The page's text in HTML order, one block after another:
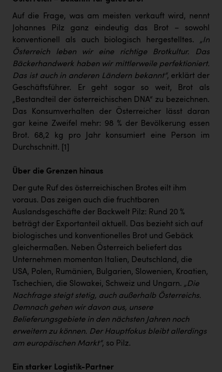
Auf die Frage, was am meisten verkauft wird, nennt
Johannes Pilz ganz eindeutig das Brot – sowohl
konventionell als auch biologisch hergestelltes. „In
Österreich leben wir eine richtige Brotkultur. Das
Bäckerhandwerk haben wir mittlerweile perfektioniert.
Das ist auch in anderen Ländern bekannt“, erklärt der
Geschäftsführer. Er geht sogar so weit, Brot als
„Bestandteil der österreichischen DNA“ zu bezeichnen.
Das Konsumverhalten der Österreicher lässt daran
gar keine Zweifel mehr: 98 % der Bevölkerung essen
Brot. 68,2 kg pro Jahr konsumiert eine Person im
Durchschnitt.
[1]
Über die Grenzen hinaus
Der gute Ruf des österreichischen Brotes eilt ihm
voraus. Das zeigen auch die fruchtbaren
Auslandsgeschäfte der Backwelt Pilz: Rund 20 %
beträgt der Exportanteil aktuell. Das bezieht sich auf
biologisches und konventionelles Brot und Gebäck
gleichermaßen. Neben Österreich beliefert das
Unternehmen momentan Italien, Deutschland, die
USA, Polen, Rumänien, Bulgarien, Slowenien, Kroatien,
Tschechien, die Slowakei, Schweiz und Ungarn. „Die
Nachfrage steigt stetig, auch außerhalb Österreichs.
Demnach gehen wir davon aus, unsere
Belieferungsgebiete in den nächsten Jahren noch
erweitern zu können. Der Hauptfokus bleibt allerdings
am europäischen Markt“, so Pilz.
Ein starker Logistik-Partner